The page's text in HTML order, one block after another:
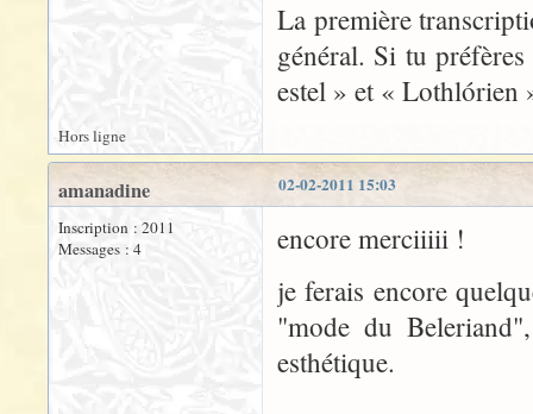
La première
général. Si tu
estel » et « Lothlórien
Hors ligne
02-02-2011 15:03
amanadine
Inscription : 2011
Messages : 4
encore merciiiii !
je ferais encore
"mode du
esthétique.